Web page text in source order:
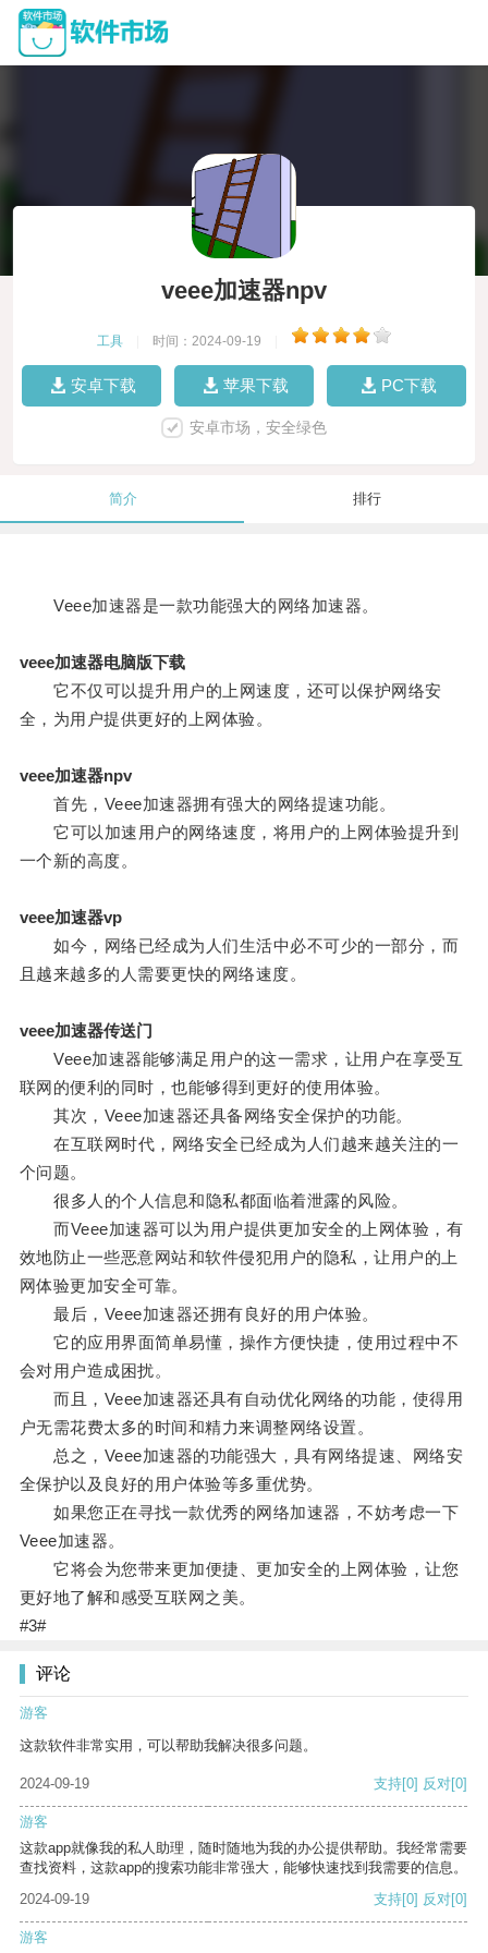
veee加速器npv
工具 时间：2024-09-19
安卓下载 苹果下载 PC下载
安卓市场，安全绿色
简介 排行
Veee加速器是一款功能强大的网络加速器。
veee加速器电脑版下载
它不仅可以提升用户的上网速度，还可以保护网络安
全，为用户提供更好的上网体验。
veee加速器npv
首先，Veee加速器拥有强大的网络提速功能。
它可以加速用户的网络速度，将用户的上网体验提升到
一个新的高度。
veee加速器vp
如今，网络已经成为人们生活中必不可少的一部分，而
且越来越多的人需要更快的网络速度。
veee加速器传送门
Veee加速器能够满足用户的这一需求，让用户在享受互
联网的便利的同时，也能够得到更好的使用体验。
其次，Veee加速器还具备网络安全保护的功能。
在互联网时代，网络安全已经成为人们越来越关注的一
个问题。
很多人的个人信息和隐私都面临着泄露的风险。
而Veee加速器可以为用户提供更加安全的上网体验，有
效地防止一些恶意网站和软件侵犯用户的隐私，让用户的上
网体验更加安全可靠。
最后，Veee加速器还拥有良好的用户体验。
它的应用界面简单易懂，操作方便快捷，使用过程中不
会对用户造成困扰。
而且，Veee加速器还具有自动优化网络的功能，使得用
户无需花费太多的时间和精力来调整网络设置。
总之，Veee加速器的功能强大，具有网络提速、网络安
全保护以及良好的用户体验等多重优势。
如果您正在寻找一款优秀的网络加速器，不妨考虑一下
Veee加速器。
它将会为您带来更加便捷、更加安全的上网体验，让您
更好地了解和感受互联网之美。
#3#
评论
游客
这款软件非常实用，可以帮助我解决很多问题。
2024-09-19 支持[0] 反对[0]
游客
这款app就像我的私人助理，随时随地为我的办公提供帮助。我经常需要
查找资料，这款app的搜索功能非常强大，能够快速找到我需要的信息。
2024-09-19
支持[0] 反对[0]
游客